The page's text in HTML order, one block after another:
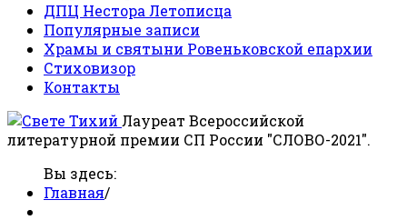
ДПЦ Нестора Летописца
Популярные записи
Храмы и святыни Ровеньковской епархии
Стиховизор
Контакты
Лауреат Всероссийской
литературной премии СП России "СЛОВО-2021".
Вы здесь:
Главная/